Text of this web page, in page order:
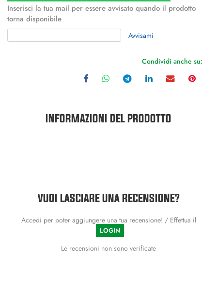
Inserisci la tua mail per essere avvisato quando il prodotto
torna disponibile
Avvisami
Condividi anche su:
INFORMAZIONI DEL PRODOTTO
VUOI LASCIARE UNA RECENSIONE?
Accedi per poter aggiungere una tua recensione! / Effettua il
LOGIN
Le recensioni non sono verificate